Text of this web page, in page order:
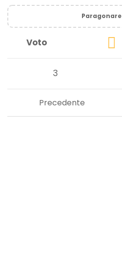
Paragonare
Voto
3
Precedente